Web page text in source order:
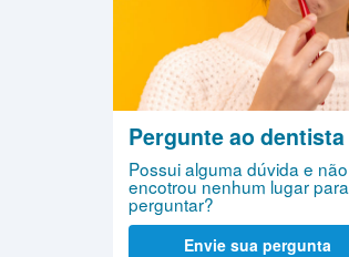
Pergunte ao dentista
Possui alguma dúvida e não
encotrou nenhum lugar para
perguntar?
Envie sua pergunta